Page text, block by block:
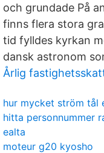
och grundade På
finns flera stora
tid fylldes kyrkan
dansk astronom
Årlig
hur mycket ström tål
hitta personnummer
ealta
moteur g20 kyosho